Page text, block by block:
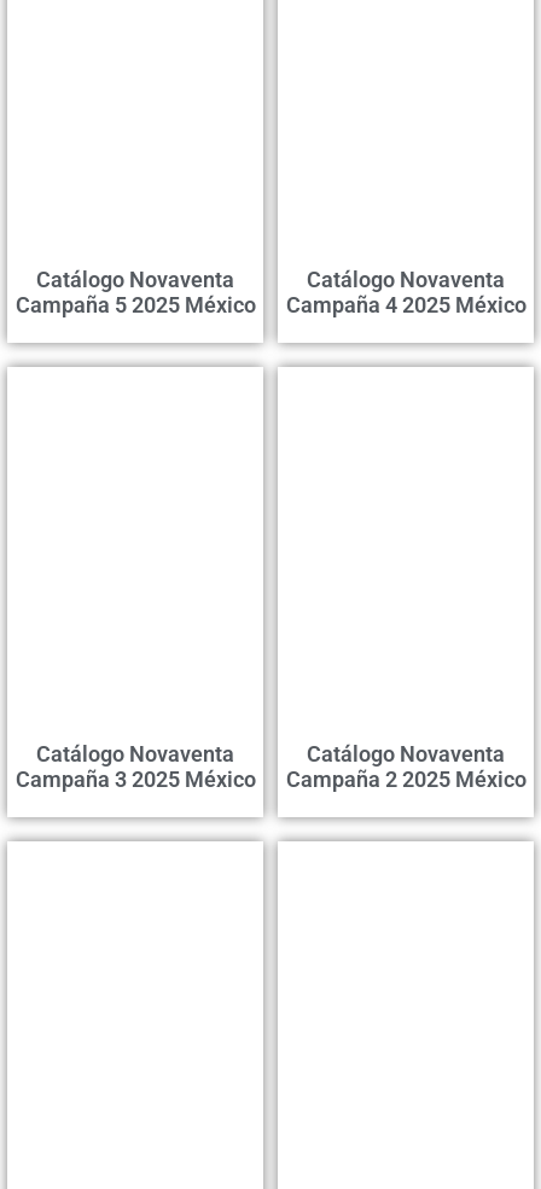
Catálogo Novaventa
Campaña 5 2025 México
Catálogo Novaventa
Campaña 4 2025 México
Catálogo Novaventa
Campaña 3 2025 México
Catálogo Novaventa
Campaña 2 2025 México